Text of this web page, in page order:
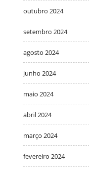
outubro 2024
setembro 2024
agosto 2024
junho 2024
maio 2024
abril 2024
março 2024
fevereiro 2024